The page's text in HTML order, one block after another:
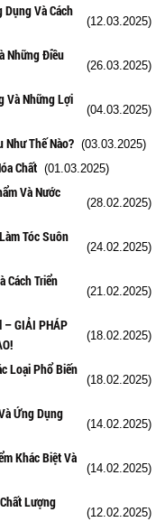
Dụng Và Cách
(12.03.2025)
Những Điều
(26.03.2025)
Và Những Lợi
(04.03.2025)
Như Thế Nào? (03.03.2025)
Chất (01.03.2025)
Và Nước
(28.02.2025)
Tóc Suôn
(24.02.2025)
Cách Triển
(21.02.2025)
– GIẢI PHÁP
(18.02.2025)
Loại Phổ Biến
(18.02.2025)
Ứng Dụng
(14.02.2025)
Khác Biệt Và
(14.02.2025)
Lượng
(12.02.2025)